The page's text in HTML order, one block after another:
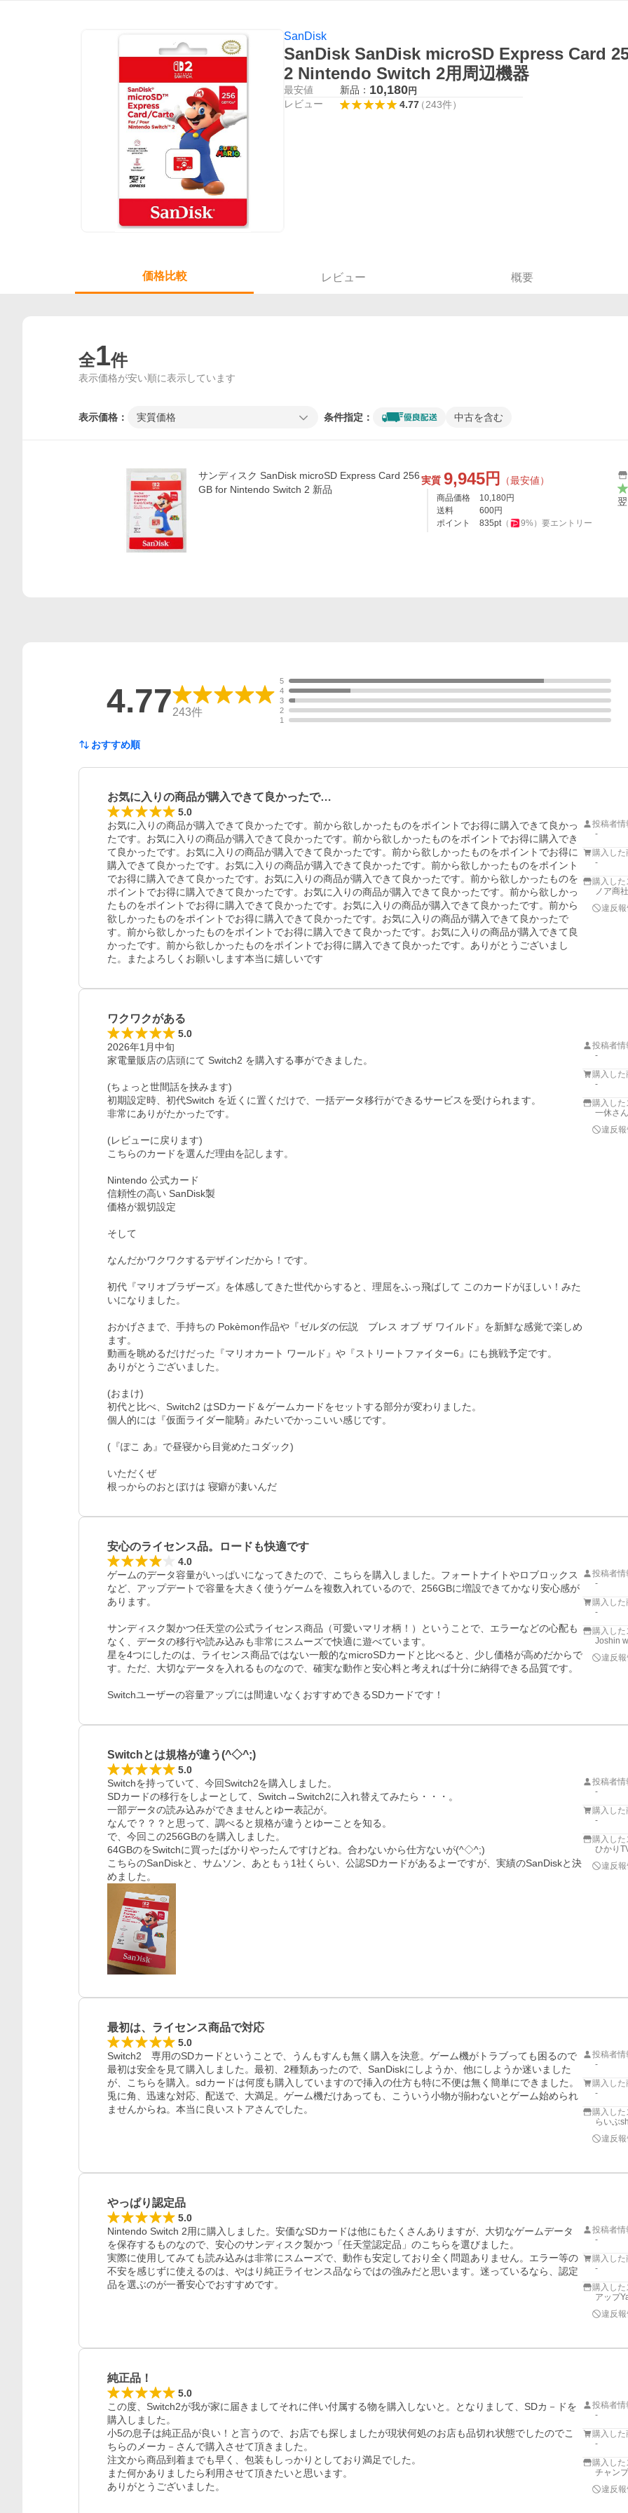
SanDisk
SanDisk SanDisk microSD Express Card
2 Nintendo Switch 2用周辺機器
最安値 新品： 10,180円
レビュー 4.77（243件）
価格比較 レビュー 概要
全1件
表示価格が安い順に表示しています
表示価格： 実質価格 条件指定： 中古を含む
サンディスク SanDisk microSD Express Card 256
GB for Nintendo Switch 2 新品
実質 9,945円 （最安値）
商品価格 10,180円
送料
600円
ポイント
835pt（ 9%） 要エントリー
4.77243件
5
4
3
2
1
おすすめ順
お気に入りの商品が購入できて良かったで…
5.0
お気に入りの商品が購入できて良かったです。前から欲しかったものをポイントでお得に購入できて良かっ
たです。お気に入りの商品が購入できて良かったです。前から欲しかったものをポイントでお得に購入でき
て良かったです。お気に入りの商品が購入できて良かったです。前から欲しかったものをポイントでお得に
購入できて良かったです。お気に入りの商品が購入できて良かったです。前から欲しかったものをポイント
でお得に購入できて良かったです。お気に入りの商品が購入できて良かったです。前から欲しかったものを
ポイントでお得に購入できて良かったです。お気に入りの商品が購入できて良かったです。前から欲しかっ
たものをポイントでお得に購入できて良かったです。お気に入りの商品が購入できて良かったです。前から
欲しかったものをポイントでお得に購入できて良かったです。お気に入りの商品が購入できて良かったで
す。前から欲しかったものをポイントでお得に購入できて良かったです。お気に入りの商品が購入できて良
かったです。前から欲しかったものをポイントでお得に購入できて良かったです。ありがとうございまし
た。またよろしくお願いします本当に嬉しいです
投稿者情
-
購入した
-
購入した
ノア商
違反
ワクワクがある
5.0
2026年1月中旬
家電量販店の店頭にて Switch2 を購入する事ができました。
(ちょっと世間話を挟みます)
初期設定時、初代Switch を近くに置くだけで、一括データ移行ができるサービスを受けられます。
非常にありがたかったです。
(レビューに戻ります)
こちらのカードを選んだ理由を記します。
Nintendo 公式カード
信頼性の高い SanDisk製
価格が親切設定
そして
なんだかワクワクするデザインだから！です。
初代『マリオブラザーズ』を体感してきた世代からすると、理屈をふっ飛ばして このカードがほしい！みた
いになりました。
おかげさまで、手持ちの Pokèmon作品や『ゼルダの伝説　ブレス オブ ザ ワイルド』を新鮮な感覚で楽しめ
ます。
動画を眺めるだけだった『マリオカート ワールド』や『ストリートファイター6』にも挑戦予定です。
ありがとうございました。
(おまけ)
初代と比べ、Switch2 はSDカード＆ゲームカードをセットする部分が変わりました。
個人的には『仮面ライダー龍騎』みたいでかっこいい感じです。
(『ぽこ あ』で昼寝から目覚めたコダック)
いただくぜ
根っからのおとぼけは 寝癖が凄いんだ
投稿者情
-
購入した
-
購入した
一休さ
違反
安心のライセンス品。ロードも快適です
4.0
ゲームのデータ容量がいっぱいになってきたので、こちらを購入しました。フォートナイトやロブロックス
など、アップデートで容量を大きく使うゲームを複数入れているので、256GBに増設できてかなり安心感が
あります。
サンディスク製かつ任天堂の公式ライセンス商品（可愛いマリオ柄！）ということで、エラーなどの心配も
なく、データの移行や読み込みも非常にスムーズで快適に遊べています。
星を4つにしたのは、ライセンス商品ではない一般的なmicroSDカードと比べると、少し価格が高めだからで
す。ただ、大切なデータを入れるものなので、確実な動作と安心料と考えれば十分に納得できる品質です。
Switchユーザーの容量アップには間違いなくおすすめできるSDカードです！
投稿者情
-
購入した
-
購入した
Joshin
違反
Switchとは規格が違う(^◇^;)
5.0
Switchを持っていて、今回Switch2を購入しました。
SDカードの移行をしよーとして、Switch→Switch2に入れ替えてみたら・・・。
一部データの読み込みができませんとゆー表記が。
なんで？？？と思って、調べると規格が違うとゆーことを知る。
で、今回この256GBのを購入しました。
64GBのをSwitchに買ったばかりやったんですけどね。合わないから仕方ないが(^◇^;)
こちらのSanDiskと、サムソン、あともぅ1社くらい、公認SDカードがあるよーですが、実績のSanDiskと決
めました。
投稿者情
-
購入した
-
購入した
ひかり
違反
最初は、ライセンス商品で対応
5.0
Switch2　専用のSDカードということで、うんもすんも無く購入を決意。ゲーム機がトラブっても困るので
最初は安全を見て購入しました。最初、2種類あったので、SanDiskにしようか、他にしようか迷いました
が、こちらを購入。sdカードは何度も購入していますので挿入の仕方も特に不便は無く簡単にできました。
兎に角、迅速な対応、配送で、大満足。ゲーム機だけあっても、こういう小物が揃わないとゲーム始められ
ませんからね。本当に良いストアさんでした。
投稿者情
-
購入した
-
購入した
らいぶ
違反
やっぱり認定品
5.0
Nintendo Switch 2用に購入しました。安価なSDカードは他にもたくさんありますが、大切なゲームデータ
を保存するものなので、安心のサンディスク製かつ「任天堂認定品」のこちらを選びました。
実際に使用してみても読み込みは非常にスムーズで、動作も安定しており全く問題ありません。エラー等の
不安を感じずに使えるのは、やはり純正ライセンス品ならではの強みだと思います。迷っているなら、認定
品を選ぶのが一番安心でおすすめです。
投稿者情
-
購入した
-
購入した
アップ
違反
純正品！
5.0
この度、Switch2が我が家に届きましてそれに伴い付属する物を購入しないと。となりまして、SDカ－ドを
購入しました。
小5の息子は純正品が良い！と言うので、お店でも探しましたが現状何処のお店も品切れ状態でしたのでこ
ちらのメーカ－さんで購入させて頂きました。
注文から商品到着までも早く、包装もしっかりとしており満足でした。
また何かありましたら利用させて頂きたいと思います。
ありがとうございました。
投稿者情
-
購入した
-
購入した
チャン
違反